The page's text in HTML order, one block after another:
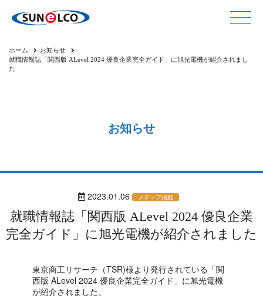
ホーム
お知らせ
就職情報誌「関西版 ALevel 2024 優良企業完全ガイド」に旭光電機が紹介されまし
た
お知らせ
2023.01.06 メディア掲載
就職情報誌「関西版 ALevel 2024 優良企業
完全ガイド」に旭光電機が紹介されました
東京商工リサーチ（TSR)様より発行されている「関
西版 ALevel 2024 優良企業完全ガイド」に旭光電機
が紹介されました。